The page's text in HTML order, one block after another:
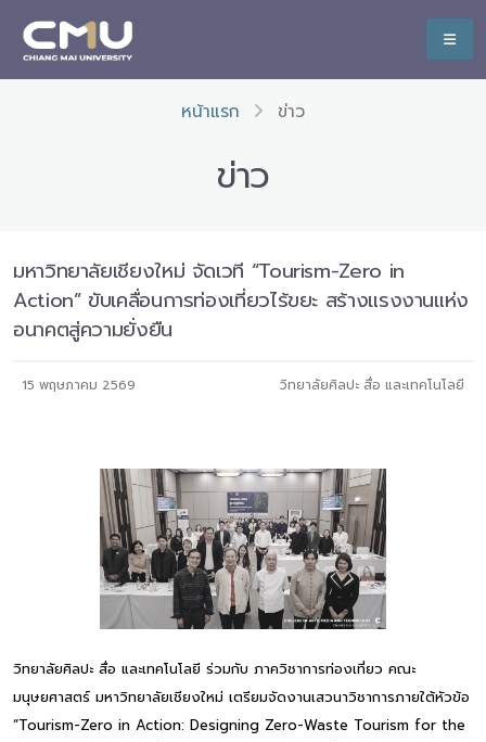
หน้าแรก ข่าว
ข่าว
มหาวิทยาลัยเชียงใหม่ จัดเวที “Tourism-Zero in
Action” ขับเคลื่อนการท่องเที่ยวไร้ขยะ สร้างแรงงานแห่ง
อนาคตสู่ความยั่งยืน
15 พฤษภาคม 2569 วิทยาลัยศิลปะ สื่อ และเทคโนโลยี
วิทยาลัยศิลปะ สื่อ และเทคโนโลยี ร่วมกับ ภาควิชาการท่องเที่ยว คณะ
มนุษยศาสตร์ มหาวิทยาลัยเชียงใหม่ เตรียมจัดงานเสวนาวิชาการภายใต้หัวข้อ
“Tourism-Zero in Action: Designing Zero-Waste Tourism for the